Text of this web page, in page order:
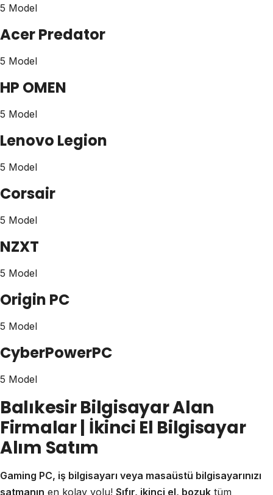
5 Model
Acer Predator
5 Model
HP OMEN
5 Model
Lenovo Legion
5 Model
Corsair
5 Model
NZXT
5 Model
Origin PC
5 Model
CyberPowerPC
5 Model
Balıkesir Bilgisayar Alan
Firmalar | İkinci El Bilgisayar
Alım Satım
Gaming PC, iş bilgisayarı veya masaüstü bilgisayarınızı
satmanın en kolay yolu! Sıfır, ikinci el, bozuk tüm